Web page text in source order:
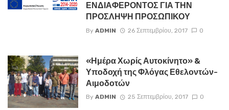
ΕΝΔΙΑΦΕΡΟΝΤΟΣ ΓΙΑ ΤΗΝ
ΠΡΟΣΛΗΨΗ ΠΡΟΣΩΠΙΚΟΥ
By ADMIN 26 Σεπτεμβρίου, 2017 0
«Ημέρα Χωρίς Αυτοκίνητο» &
Υποδοχή της Φλόγας Εθελοντών-
Αιμοδοτών
By ADMIN 25 Σεπτεμβρίου, 2017 0